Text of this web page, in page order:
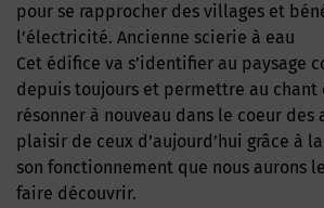
pour se rapprocher des villages et
l’électricité. Ancienne scierie à eau
Cet édifice va s’identifier au paysage
depuis toujours et permettre au chant
résonner à nouveau dans le coeur des
plaisir de ceux d’aujourd’hui grâce à
son fonctionnement que nous aurons
faire découvrir.